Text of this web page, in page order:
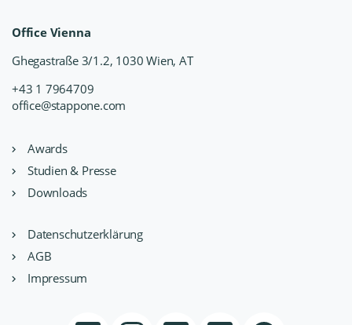
Office Vienna
Ghegastraße 3/1.2, 1030 Wien, AT
+43 1 7964709
office@stappone.com
Awards
Studien & Presse
Downloads
Datenschutzerklärung
AGB
Impressum